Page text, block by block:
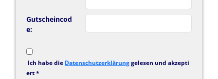
Gutscheincod
e:
Ich habe die Datenschutzerklärunggelesen und akzepti
ert *